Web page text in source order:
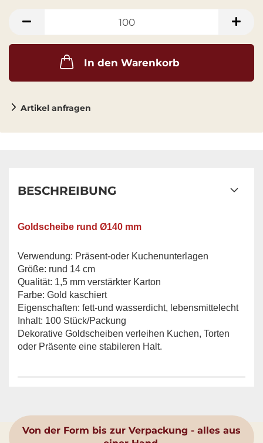
In den Warenkorb
Artikel anfragen
BESCHREIBUNG
Goldscheibe rund Ø140 mm
Verwendung: Präsent-oder Kuchenunterlagen
Größe: rund 14 cm
Qualität: 1,5 mm verstärkter Karton
Farbe: Gold kaschiert
Eigenschaften: fett-und wasserdicht, lebensmittelecht
Inhalt: 100 Stück/Packung
Dekorative Goldscheiben verleihen Kuchen, Torten
oder Präsente eine stabileren Halt.
Von der Form bis zur Verpackung - alles aus